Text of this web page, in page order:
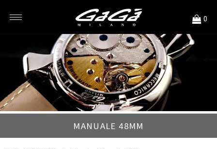
0
MANUALE 48MM